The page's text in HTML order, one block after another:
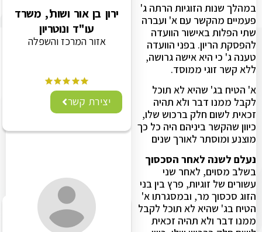
במהלך שנות הזוגיות הרתה ג'
פעמיים מהקשר עם א' ועברה
שתי הפלות באישור הוועדה
להפסקת הריון. בפני הוועדה
טענה ג' כי היא אישה גרושה,
ללא קשר זוגי ממוסד.
א' הטיח בג' שהיא לא תוכל
לקבל ממנו דבר ולא תהיה
זכאית לשום חלק ברכוש שלו,
כיוון שהקשר ביניהם היה כל כך
מוצנע ומוסתר לאורך שנים
נעלם לשנה לאחר הסכסוך
בשלב מסוים, לאחר שני
עשורים של זוגיות, פרץ בין בני
הזוג סכסוך מר, ובמסגרתו א'
הטיח בג' שהיא לא תוכל לקבל
ממנו דבר ולא תהיה זכאית
ירון בן אור ושות', משרד
עו"ד ונוטריון
אזור המרכז והשפלה
יצירת קשר